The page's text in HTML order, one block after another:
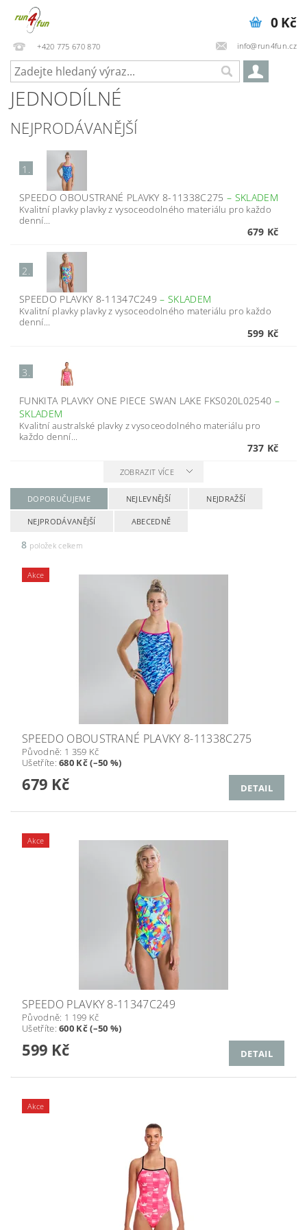
+420 775 670 870 info@run4fun.cz
0 Kč
JEDNODÍLNÉ
NEJPRODÁVANĚJŠÍ
1.
SPEEDO OBOUSTRANÉ PLAVKY 8-11338C275 – SKLADEM
Kvalitní plavky plavky z vysoceodolného materiálu pro každo
denní...
679 Kč
2.
SPEEDO PLAVKY 8-11347C249–SKLADEM
Kvalitní plavky plavky z vysoceodolného materiálu pro každo
denní...
599 Kč
3.
FUNKITA PLAVKY ONE PIECE SWAN LAKE FKS020L02540 –
SKLADEM
Kvalitní australské plavky z vysoceodolného materiálu pro
každo denní...
737 Kč
ZOBRAZIT VÍCE
DOPORUČUJEME NEJLEVNĚJŠÍ NEJDRAŽŠÍ
NEJPRODÁVANĚJŠÍ ABECEDNĚ
8 položek celkem
Akce
SPEEDO OBOUSTRANÉ PLAVKY 8-11338C275
Původně: 1 359 Kč
Ušetříte:680 Kč (–50 %)
679 Kč DETAIL
Akce
SPEEDO PLAVKY 8-11347C249
Původně: 1 199 Kč
Ušetříte:600 Kč (–50 %)
599 Kč DETAIL
Akce